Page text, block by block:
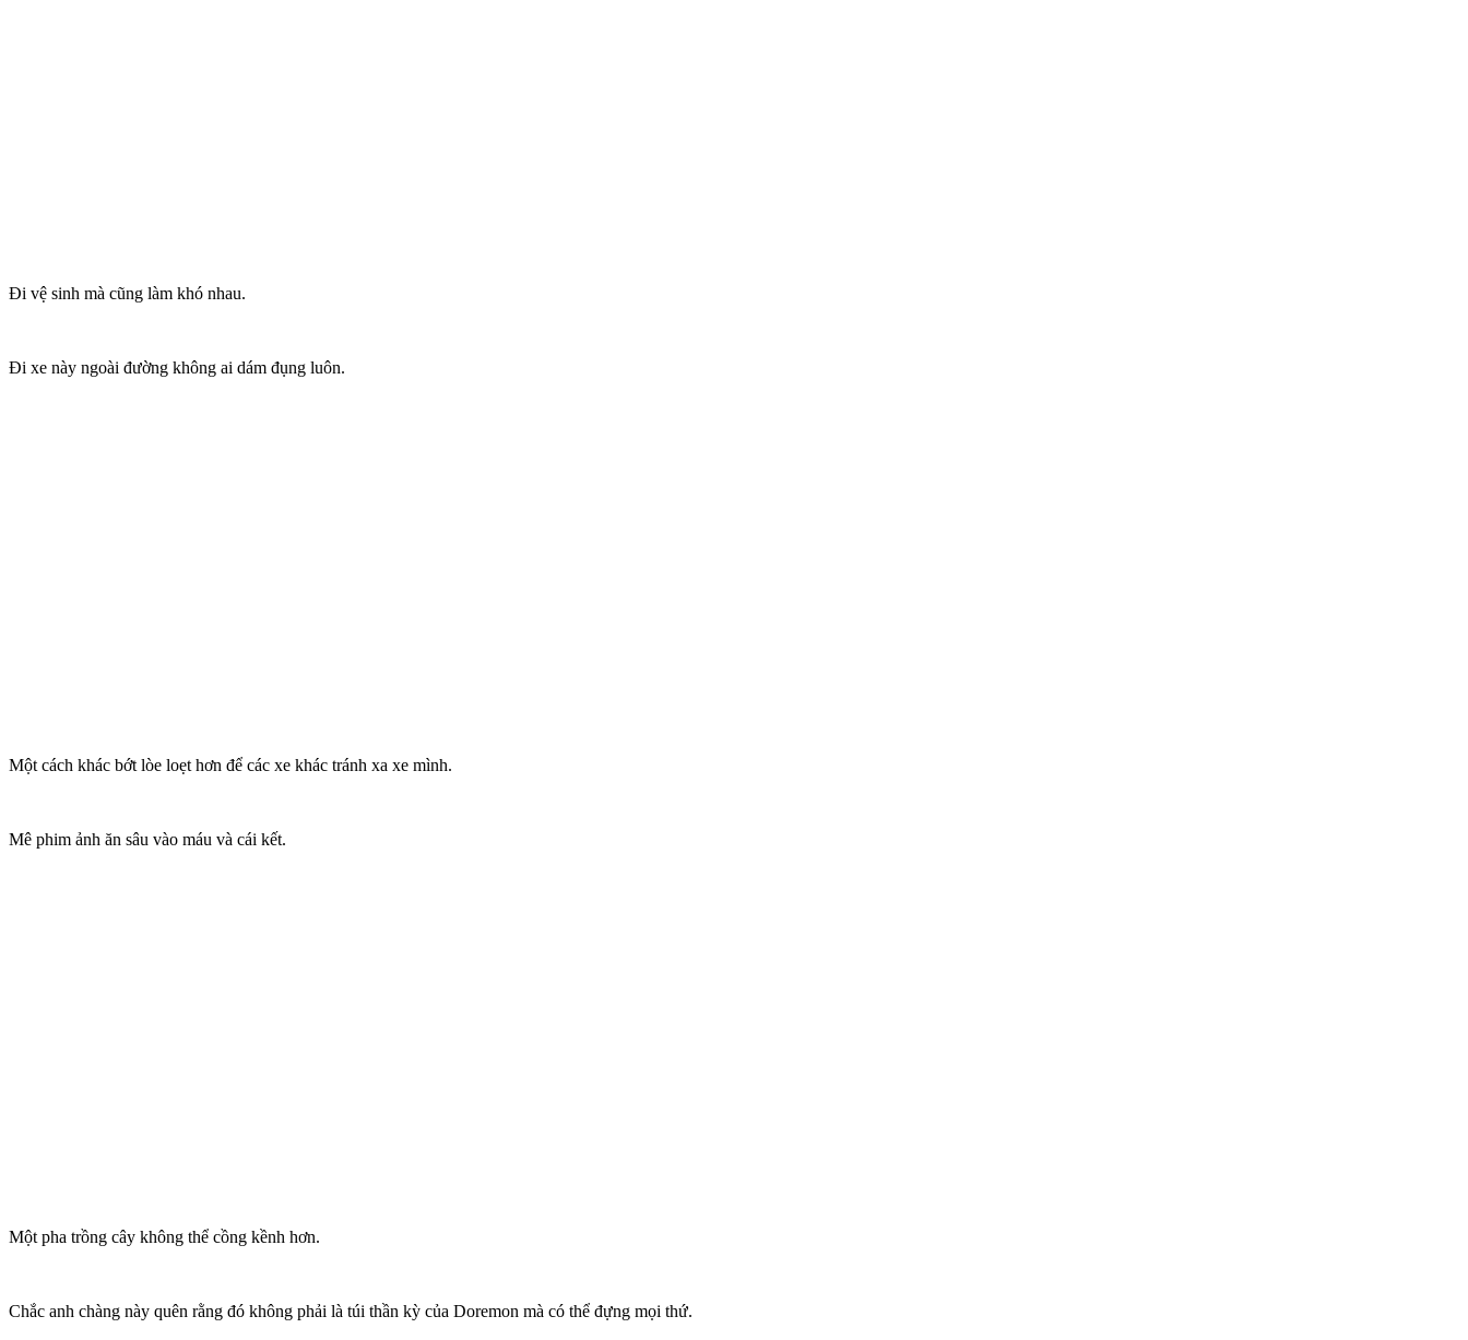
Đi vệ sinh mà cũng làm khó nhau.
Đi xe này ngoài đường không ai dám đụng luôn.
Một cách khác bớt lòe loẹt hơn để các xe khác tránh xa xe mình.
Mê phim ảnh ăn sâu vào máu và cái kết.
Một pha trồng cây không thể cồng kềnh hơn.
Chắc anh chàng này quên rằng đó không phải là túi thần kỳ của Doremon mà có thể đựng mọi thứ.